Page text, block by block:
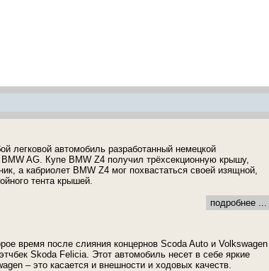
легковой автомобиль разработанный немецкой
AG. Купе BMW Z4 получил трёхсекционную крышу,
а кабриолет BMW Z4 мог похвастаться своей изящной,
тента крышей.
подробнее ...
время после слияния концернов Scoda Auto и Volkswagen
Skoda Felicia. Этот автомобиль несет в себе яркие
– это касается и внешности и ходовых качеств.